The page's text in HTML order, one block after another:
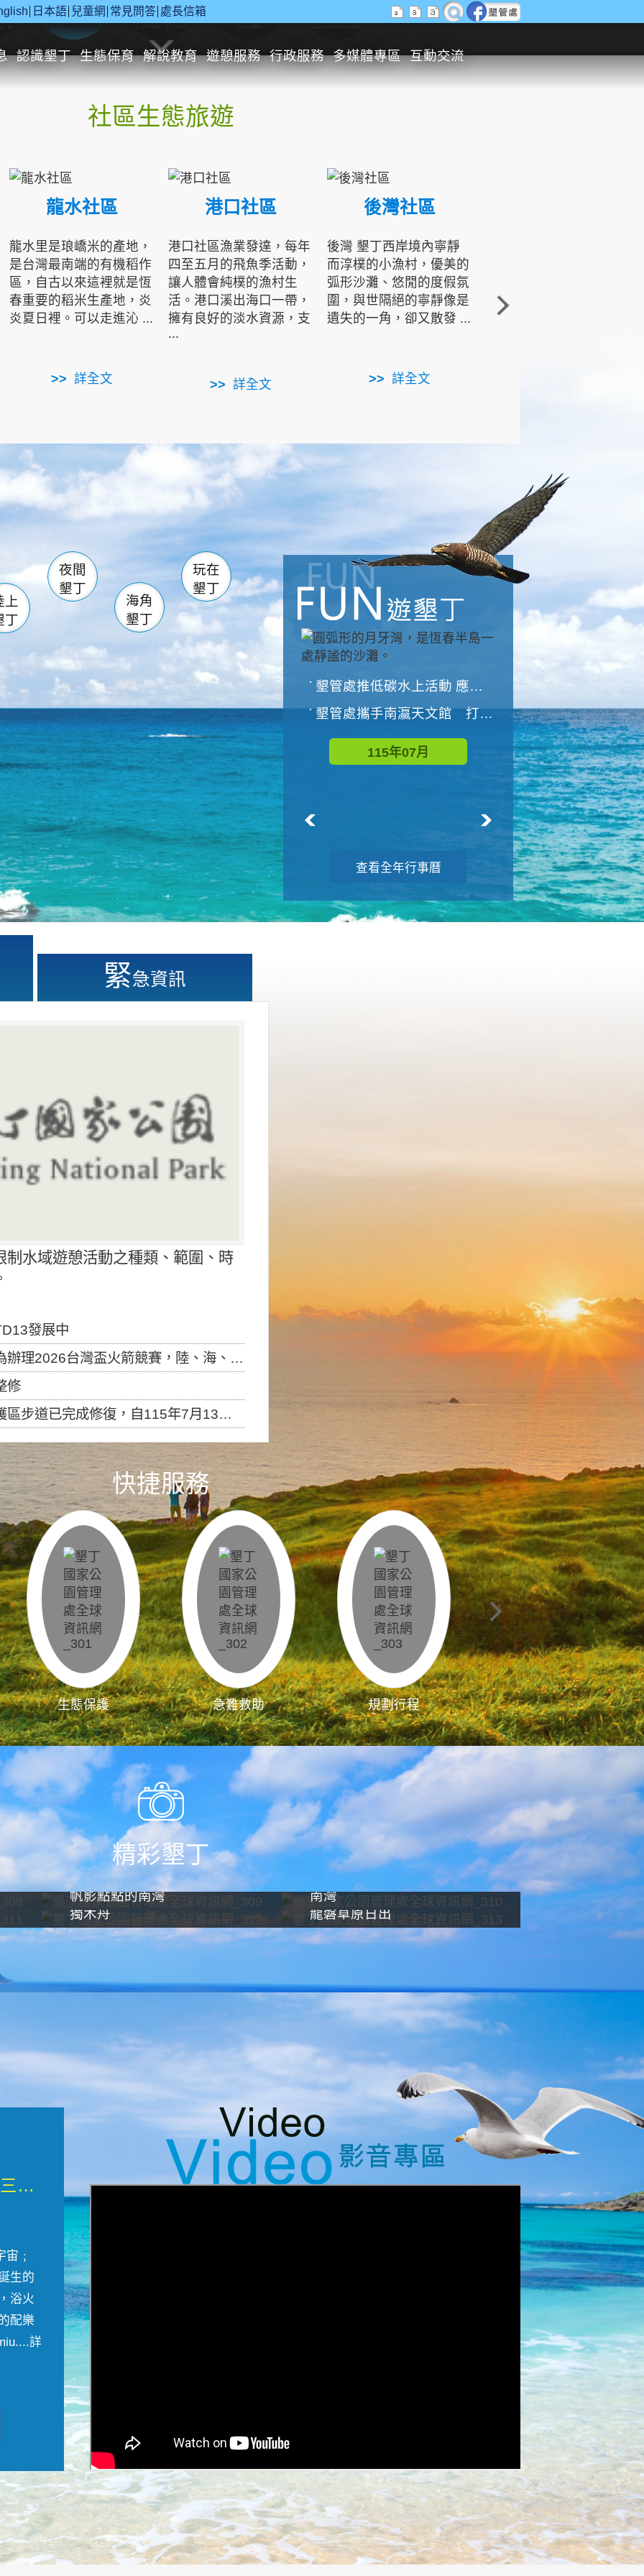
日本語 兒童網 常見問答 處長信箱
認識墾丁 生態保育 解說教育 遊憩服務 行政服務 多媒體專區 互動交流
休閒遊憩 行政申辦 兒童 生態旅遊
社區生態旅遊
龍水社區
龍水里是琅嶠米的產地，
是台灣最南端的有機稻作
區，自古以來這裡就是恆
春重要的稻米生產地，炎
炎夏日裡。可以走進沁 ...
詳全文
港口社區
港口社區漁業發達，每年
四至五月的飛魚季活動，
讓人體會純樸的漁村生
活。港口溪出海口一帶，
擁有良好的淡水資源，支
...
詳全文
後灣社區
後灣 墾丁西岸境內寧靜
而淳樸的小漁村，優美的
弧形沙灘、悠閒的度假氛
圍，與世隔絕的寧靜像是
遺失的一角，卻又散發 ...
詳全文
角的端點，冬季海浪拍打
著礁岸，旺盛的侵蝕作
南仁湖
滿州 佳樂水
森林遊樂區
墾管處遊客中心
社頂公園 風吹沙
船帆石 龍磐公園
香蕉灣 龍坑
鵝鑾鼻
上
丁
夜間
墾丁
海角
墾丁
玩在
墾丁
墾管處推低碳水上活動 應屆畢業生限額免費參加
墾管處攜手南瀛天文館 打造沉浸式天文探索營隊
115年07月
與國家公園有約-優游潮間
115年08月
查看全年行事曆
緊急資訊
水域遊憩活動之種類、範圍、時
發展中
盃火箭競賽，陸、海、空域警戒及協調相關事宜，因颱風備案事宜
修
，自115年7月13日（星期一）起恢復開放入園，歡迎民眾依規定申請入園....
快捷服務
生態保護 急難救助 規劃行程 影像直播
精彩墾丁
帆影點點的南灣
南灣
獨木舟
龍磐草原日出
微觀墾丁三部曲 重生....
﹔
生的
浴火
配樂
詳